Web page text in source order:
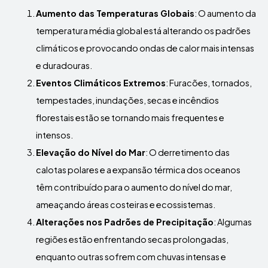
Aumento das Temperaturas Globais: O aumento da
temperatura média global está alterando os padrões
climáticos e provocando ondas de calor mais intensas
e duradouras.
Eventos Climáticos Extremos: Furacões, tornados,
tempestades, inundações, secas e incêndios
florestais estão se tornando mais frequentes e
intensos.
Elevação do Nível do Mar: O derretimento das
calotas polares e a expansão térmica dos oceanos
têm contribuído para o aumento do nível do mar,
ameaçando áreas costeiras e ecossistemas.
Alterações nos Padrões de Precipitação: Algumas
regiões estão enfrentando secas prolongadas,
enquanto outras sofrem com chuvas intensas e